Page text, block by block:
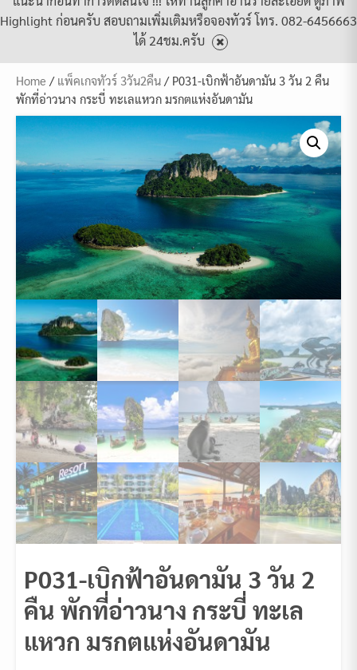
Highlight ก่อนครับ สอบถามเพิ่มเติมหรือจองทัวร์ โทร. 082-6456663
ได้ 24ชม.ครับ
Home / แพ็คเกจทัวร์ 3วัน2คืน / P031-เบิกฟ้าอันดามัน 3 วัน 2 คืน
พักที่อ่าวนาง กระบี่ ทะเลแหวก มรกตแห่งอันดามัน
P031-เบิกฟ้าอันดามัน 3 วัน 2
คืน พักที่อ่าวนาง กระบี่ ทะเล
แหวก มรกตแห่งอันดามัน